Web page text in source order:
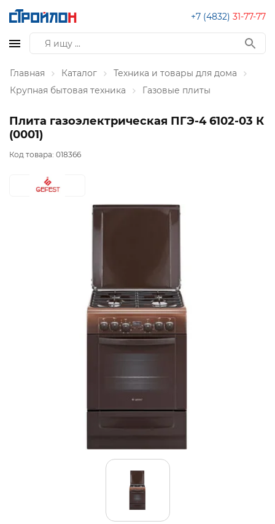
+7 (4832) 31-77-77
Главная Каталог
Техника и товары для дома
Крупная бытовая техника
Газовые плиты
Плита газоэлектрическая ПГЭ-4 6102-03 К
(0001)
Код товара: 018366